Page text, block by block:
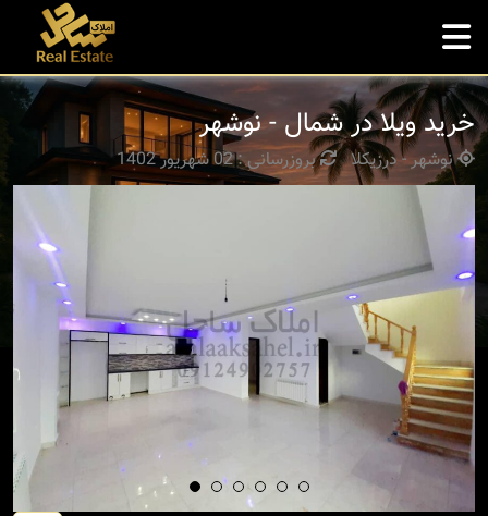
خرید ویلا در شمال - نوشهر
نوشهر - درزیکلا بروزرسانی : 02 شهریور 1402